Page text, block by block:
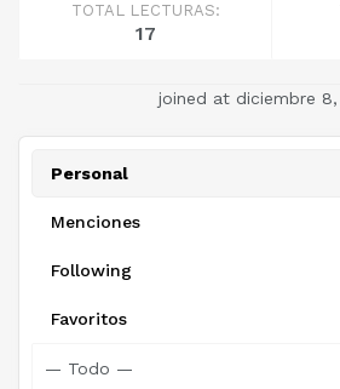
TOTAL LECTURAS:
17
joined at diciembre 8,
Personal
Menciones
Following
Favoritos